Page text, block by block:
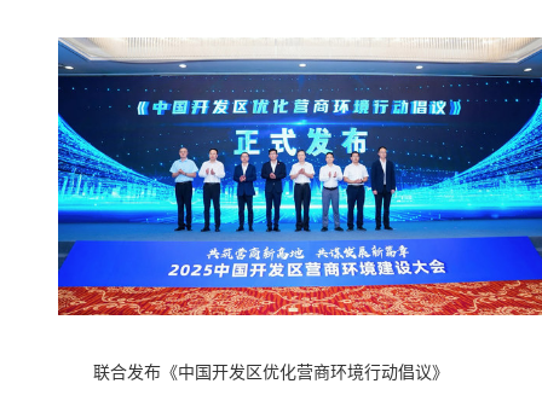
联合发布《中国开发区优化营商环境行动倡议》